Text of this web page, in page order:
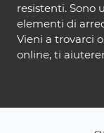
resistenti. Sono
elementi di
Vieni a trovarci
online, ti